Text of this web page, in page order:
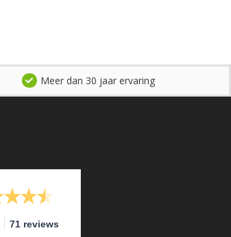
Meer dan 30 jaar ervaring
71 reviews